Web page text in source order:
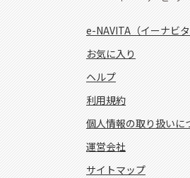
e-NAVITA（イーナビ
お気に入り
ヘルプ
利用規約
個人情報の取り扱いに
運営会社
サイトマップ